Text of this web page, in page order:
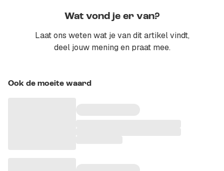
Wat vond je er van?
Laat ons weten wat je van dit artikel vindt,
deel jouw mening en praat mee.
Ook de moeite waard